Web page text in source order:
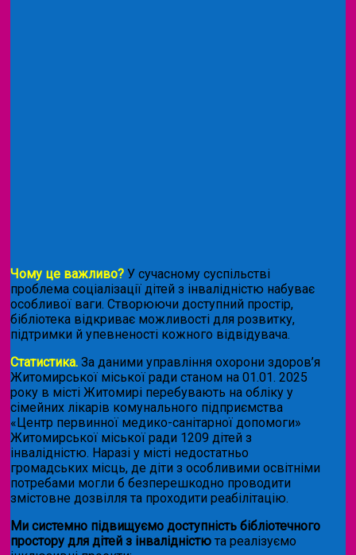
Чому це важливо? У сучасному суспільстві
проблема соціалізації дітей з інвалідністю набуває
особливої ваги. Створюючи доступний простір,
бібліотека відкриває можливості для розвитку,
підтримки й упевненості кожного відвідувача.
Статистика. За даними управління охорони здоров’я
Житомирської міської ради станом на 01.01. 2025
року в місті Житомирі перебувають на обліку у
сімейних лікарів комунального підприємства
«Центр первинної медико-санітарної допомоги»
Житомирської міської ради 1209 дітей з
інвалідністю. Наразі у місті недостатньо
громадських місць, де діти з особливими освітніми
потребами могли б безперешкодно проводити
змістовне дозвілля та проходити реабілітацію.
Ми системно підвищуємо доступність бібліотечного
простору для дітей з інвалідністю та реалізуємо